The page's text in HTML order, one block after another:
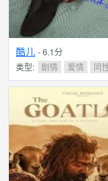
酷儿 - 6.1分
类型: 剧情 爱情 同